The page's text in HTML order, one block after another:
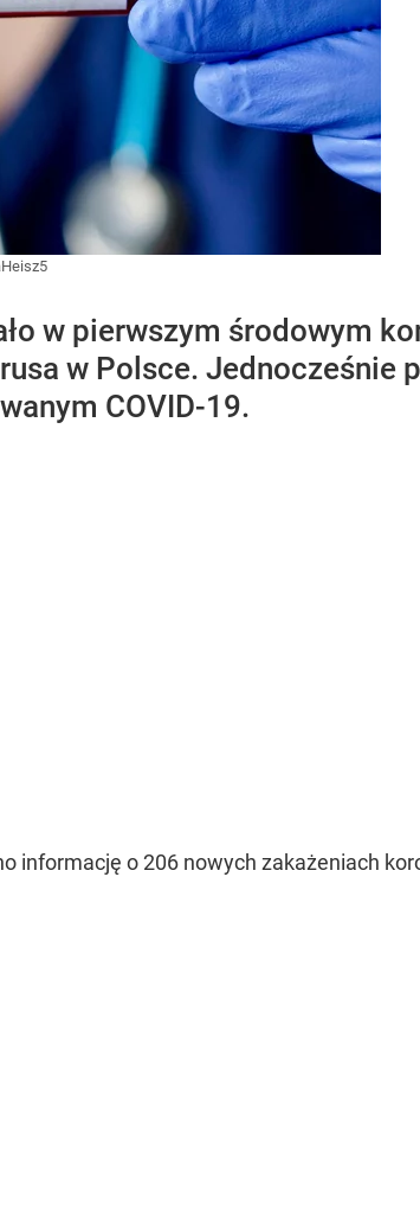
w pierwszym środowym
w Polsce. Jednocześnie
COVID-19.
informację o 206 nowych zakażeniach